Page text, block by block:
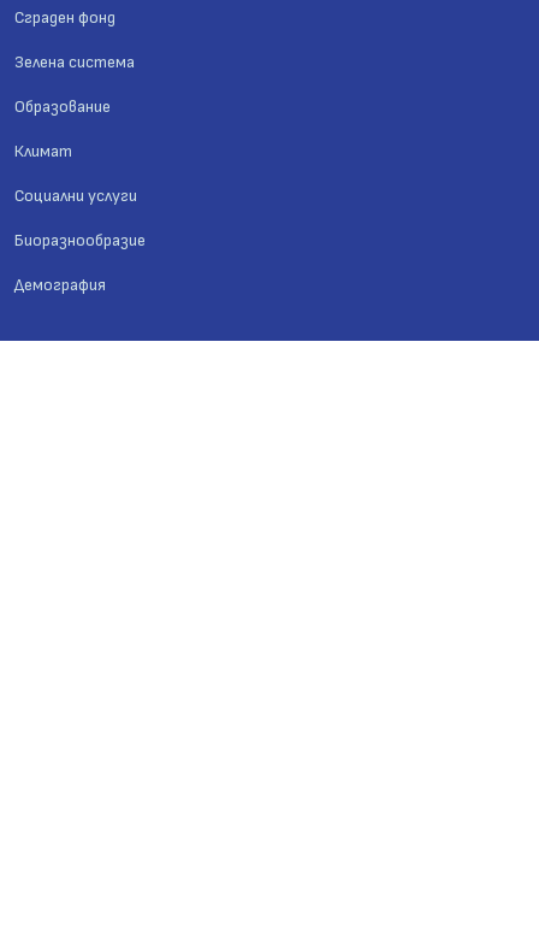
Сграден фонд
Зелена система
Образование
Климат
Социални услуги
Биоразнообразие
Демография